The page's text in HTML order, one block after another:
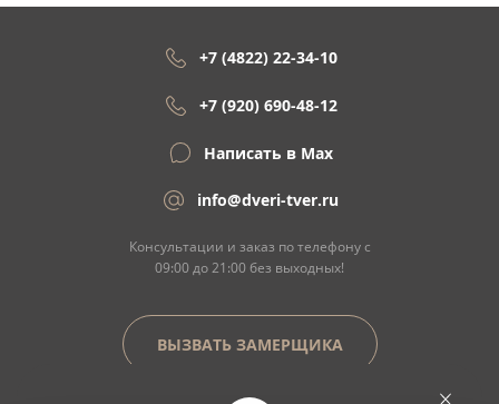
+7 (4822) 22-34-10
+7 (920) 690-48-12
Написать в Max
info@dveri-tver.ru
Консультации и заказ по телефону с
09:00 до 21:00 без выходных!
ВЫЗВАТЬ ЗАМЕРЩИКА